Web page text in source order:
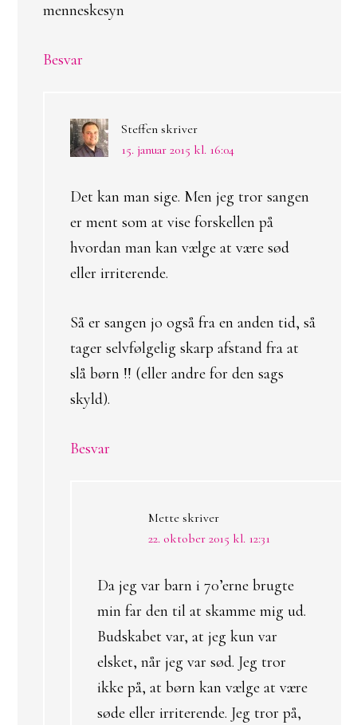
menneskesyn
Besvar
Steffen skriver
15. januar 2015 kl. 16:04
Det kan man sige. Men jeg tror sangen
er ment som at vise forskellen på
hvordan man kan vælge at være sød
eller irriterende.
Så er sangen jo også fra en anden tid, så
tager selvfølgelig skarp afstand fra at
slå børn !! (eller andre for den sags
skyld).
Besvar
Mette skriver
22. oktober 2015 kl. 12:31
Da jeg var barn i 70’erne brugte
min far den til at skamme mig ud.
Budskabet var, at jeg kun var
elsket, når jeg var sød. Jeg tror
ikke på, at børn kan vælge at være
søde eller irriterende. Jeg tror på,